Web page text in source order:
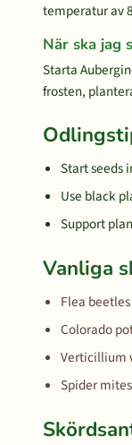
temperatur av
När ska jag
Starta
frosten,
Start seeds
Use black
Support
Vanliga
Flea beetles
Colorado
Verticillium
Spider mites